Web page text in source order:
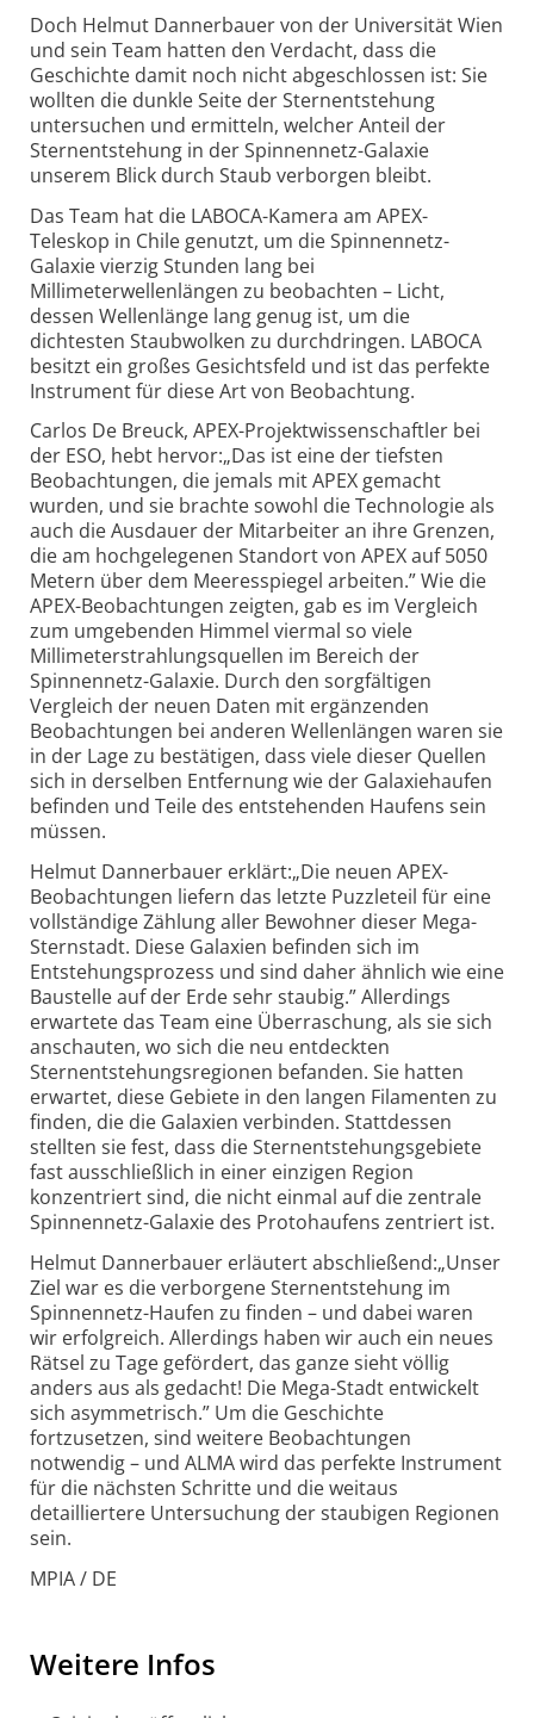
Doch Helmut Dannerbauer von der Universität Wien
und sein Team hatten den Verdacht, dass die
Geschichte damit noch nicht abgeschlossen ist: Sie
wollten die dunkle Seite der Sternentstehung
untersuchen und ermitteln, welcher Anteil der
Sternentstehung in der Spinnennetz-Galaxie
unserem Blick durch Staub verborgen bleibt.
Das Team hat die LABOCA-Kamera am APEX-
Teleskop in Chile genutzt, um die Spinnennetz-
Galaxie vierzig Stunden lang bei
Millimeterwellenlängen zu beobachten – Licht,
dessen Wellenlänge lang genug ist, um die
dichtesten Staubwolken zu durchdringen. LABOCA
besitzt ein großes Gesichtsfeld und ist das perfekte
Instrument für diese Art von Beobachtung.
Carlos De Breuck, APEX-Projektwissenschaftler bei
der ESO, hebt hervor:„Das ist eine der tiefsten
Beobachtungen, die jemals mit APEX gemacht
wurden, und sie brachte sowohl die Technologie als
auch die Ausdauer der Mitarbeiter an ihre Grenzen,
die am hochgelegenen Standort von APEX auf 5050
Metern über dem Meeresspiegel arbeiten.” Wie die
APEX-Beobachtungen zeigten, gab es im Vergleich
zum umgebenden Himmel viermal so viele
Millimeterstrahlungsquellen im Bereich der
Spinnennetz-Galaxie. Durch den sorgfältigen
Vergleich der neuen Daten mit ergänzenden
Beobachtungen bei anderen Wellenlängen waren sie
in der Lage zu bestätigen, dass viele dieser Quellen
sich in derselben Entfernung wie der Galaxiehaufen
befinden und Teile des entstehenden Haufens sein
müssen.
Helmut Dannerbauer erklärt:„Die neuen APEX-
Beobachtungen liefern das letzte Puzzleteil für eine
vollständige Zählung aller Bewohner dieser Mega-
Sternstadt. Diese Galaxien befinden sich im
Entstehungsprozess und sind daher ähnlich wie eine
Baustelle auf der Erde sehr staubig.” Allerdings
erwartete das Team eine Überraschung, als sie sich
anschauten, wo sich die neu entdeckten
Sternentstehungsregionen befanden. Sie hatten
erwartet, diese Gebiete in den langen Filamenten zu
finden, die die Galaxien verbinden. Stattdessen
stellten sie fest, dass die Sternentstehungsgebiete
fast ausschließlich in einer einzigen Region
konzentriert sind, die nicht einmal auf die zentrale
Spinnennetz-Galaxie des Protohaufens zentriert ist.
Helmut Dannerbauer erläutert abschließend:„Unser
Ziel war es die verborgene Sternentstehung im
Spinnennetz-Haufen zu finden – und dabei waren
wir erfolgreich. Allerdings haben wir auch ein neues
Rätsel zu Tage gefördert, das ganze sieht völlig
anders aus als gedacht! Die Mega-Stadt entwickelt
sich asymmetrisch.” Um die Geschichte
fortzusetzen, sind weitere Beobachtungen
notwendig – und ALMA wird das perfekte Instrument
für die nächsten Schritte und die weitaus
detailliertere Untersuchung der staubigen Regionen
sein.
MPIA / DE
Weitere Infos